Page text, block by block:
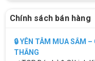
Chính sách bán hàng
🔒 YÊN TÂM MUA SẮM
THẮNG